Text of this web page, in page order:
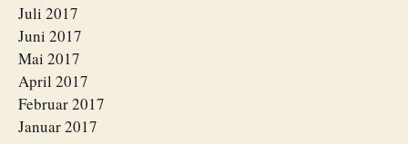
Juli 2017
Juni 2017
Mai 2017
April 2017
Februar 2017
Januar 2017